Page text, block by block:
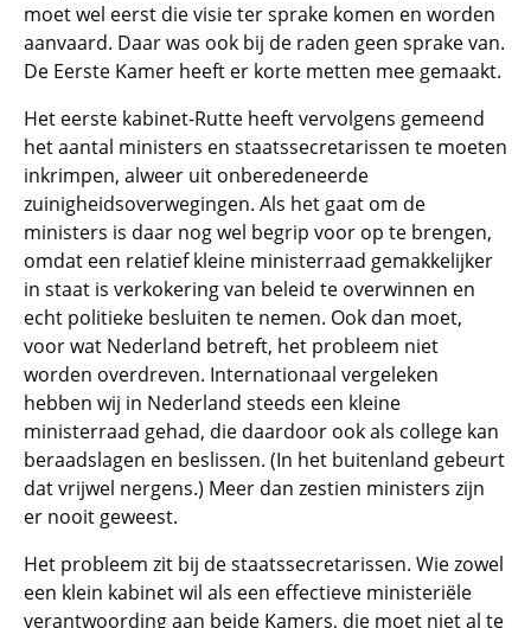
moet wel eerst die visie ter sprake komen en worden
aanvaard. Daar was ook bij de raden geen sprake van.
De Eerste Kamer heeft er korte metten mee gemaakt.
Het eerste kabinet-Rutte heeft vervolgens gemeend
het aantal ministers en staatssecretarissen te moeten
inkrimpen, alweer uit onberedeneerde
zuinigheidsoverwegingen. Als het gaat om de
ministers is daar nog wel begrip voor op te brengen,
omdat een relatief kleine ministerraad gemakkelijker
in staat is verkokering van beleid te overwinnen en
echt politieke besluiten te nemen. Ook dan moet,
voor wat Nederland betreft, het probleem niet
worden overdreven. Internationaal vergeleken
hebben wij in Nederland steeds een kleine
ministerraad gehad, die daardoor ook als college kan
beraadslagen en beslissen. (In het buitenland gebeurt
dat vrijwel nergens.) Meer dan zestien ministers zijn
er nooit geweest.
Het probleem zit bij de staatssecretarissen. Wie zowel
een klein kabinet wil als een effectieve ministeriële
verantwoording aan beide Kamers, die moet niet al te